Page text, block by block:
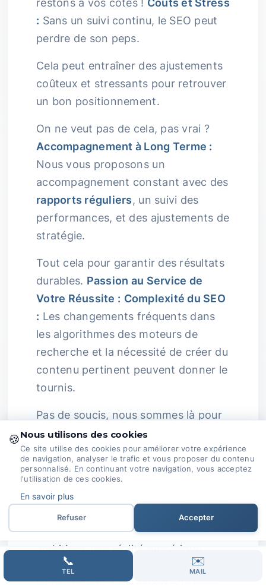
restons à vos côtés ! Coûts et Stress
: Sans un suivi continu, le SEO peut
perdre de son peps.
Cela peut entraîner des ajustements
coûteux et stressants pour retrouver
un bon positionnement.
On ne veut pas de cela, pas vrai ?
Accompagnement à Long Terme :
Nous vous proposons un
accompagnement constant avec des
rapports réguliers, un suivi des
performances, et des ajustements de
stratégie.
Tout cela pour garantir des résultats
durables. Passion au Service de
Votre Réussite : Complexité du SEO
: Les changements fréquents dans
les algorithmes des moteurs de
recherche et la nécessité de créer du
contenu pertinent peuvent donner le
tournis.
Pas de soucis, nous sommes là pour
éclaircir la situation !Expertise
Passionnée :Chez Domoveillance,
nous sommes passionnés par le SEO.
Nous suivons continuellement les
évolutions du secteur et nous
œuvrons avec vous pour faire de vos
ambitions une réalité numérique.
Collaboration et Communication :
📞
TEL
✉️
MAIL
🍪Nous utilisons des cookies
Ce site utilise des cookies pour améliorer votre expérience
de navigation, analyser le trafic et vous proposer du contenu
personnalisé. En continuant votre navigation, vous acceptez
l'utilisation de ces cookies.
En savoir plus
Refuser Accepter